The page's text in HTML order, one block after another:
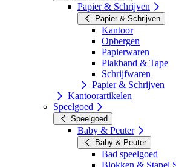
Papier & Schrijven
Papier & Schrijven
Kantoor
Opbergen
Papierwaren
Plakband & Tape
Schrijfwaren
Papier & Schrijven
Kantoorartikelen
Speelgoed
Speelgoed
Baby & Peuter
Baby & Peuter
Bad speelgoed
Blokken & Stapel